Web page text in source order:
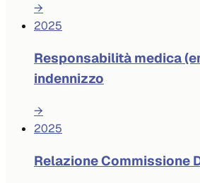
→
2025
Responsabilità medica
indennizzo
→
2025
Relazione Commissione